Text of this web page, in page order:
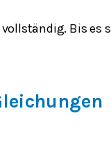
Bis es